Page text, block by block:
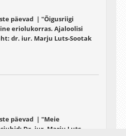
päevad | "Õigusriigi
eriolukorras. Ajaloolisi
dr. iur. Marju Luts-Sootak
päevad | "Meie
Dr. iur. Marju Luts-